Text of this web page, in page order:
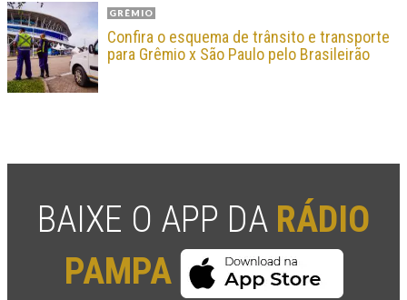
GRÊMIO
Confira o esquema de trânsito e transporte
para Grêmio x São Paulo pelo Brasileirão
BAIXE O APP DA RÁDIO
PAMPA